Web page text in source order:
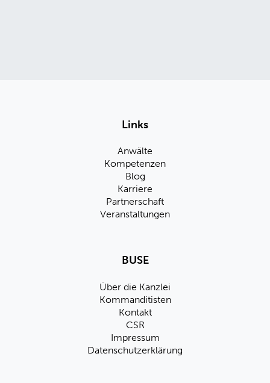
Links
Anwälte
Kompetenzen
Blog
Karriere
Partnerschaft
Veranstaltungen
BUSE
Über die Kanzlei
Kommanditisten
Kontakt
CSR
Impressum
Datenschutzerklärung